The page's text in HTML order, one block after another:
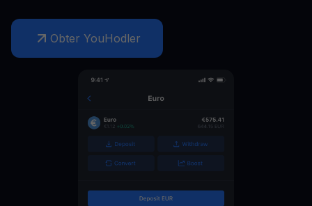
Obter YouHodler